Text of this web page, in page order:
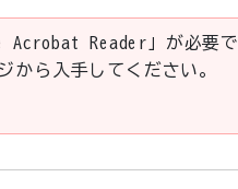
Acrobat Reader」が必要で
から入手してください。